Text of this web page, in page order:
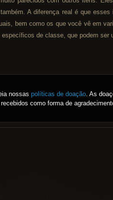
A diferença real é que
bem como os que você vê em
de classe, que podem
nossas políticas de doação. As
como forma de